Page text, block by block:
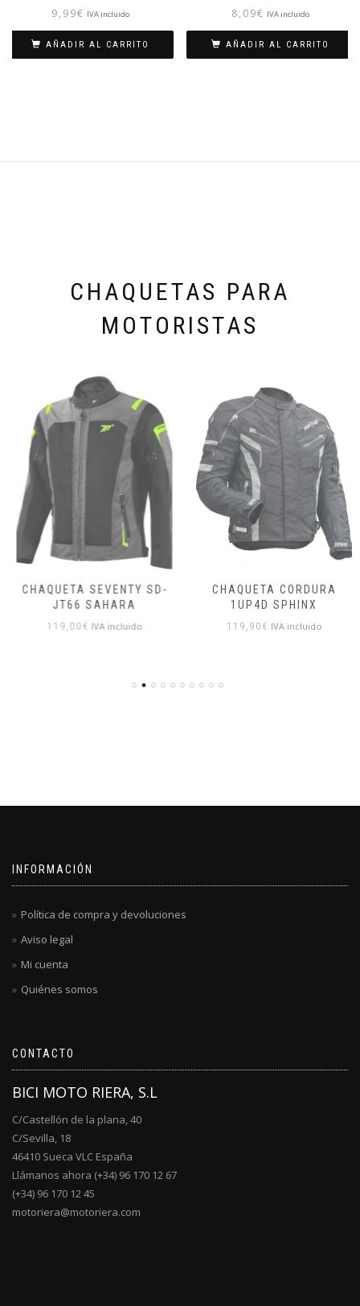
9,99€ IVA incluido
AÑADIR AL CARRITO
8,09€ IVA incluido
AÑADIR AL CARRITO
CHAQUETAS PARA
MOTORISTAS
CHAQUETA SEVENTY SD-
JT66 SAHARA
119,00€ IVA incluido
CHAQUETA CORDURA
1UP4D SPHINX
119,90€ IVA incluido
INFORMACIÓN
Política de compra y devoluciones
Aviso legal
Mi cuenta
Quiénes somos
CONTACTO
BICI MOTO RIERA, S.L
C/Castellón de la plana, 40
C/Sevilla, 18
46410 Sueca VLC España
Llámanos ahora (+34) 96 170 12 67
(+34) 96 170 12 45
motoriera@motoriera.com